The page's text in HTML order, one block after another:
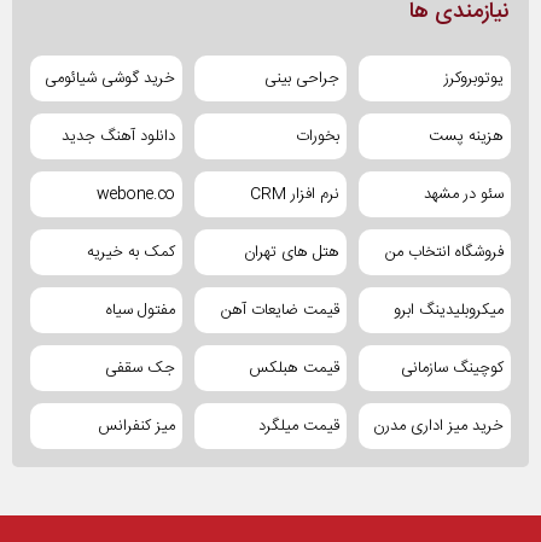
نیازمندی ها
یوتوبروکرز جراحی بینی خرید گوشی شیائومی
هزینه پست بخورات دانلود آهنگ جدید
سئو در مشهد نرم افزار CRM webone.co
فروشگاه انتخاب من هتل های تهران کمک به خیریه
میکروبلیدینگ ابرو قیمت ضایعات آهن مفتول سیاه
کوچینگ سازمانی قیمت هبلکس جک سقفی
خرید میز اداری مدرن قیمت میلگرد میز کنفرانس